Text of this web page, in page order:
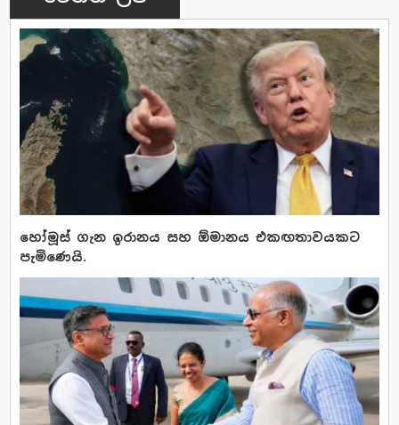
හෝමූස් ගැන ඉරානය සහ ඕමානය එකඟතාවයකට
පැමිණෙයි.